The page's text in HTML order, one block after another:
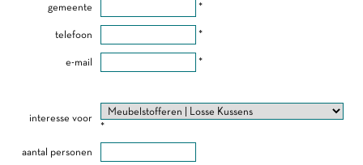
gemeente *
telefoon *
e-mail *
interesse voor
*
aantal personen